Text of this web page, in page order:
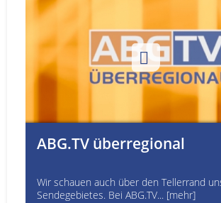
ABG.TV überregional
Wir schauen auch über den Tellerrand
Sendegebietes. Bei ABG.TV... [mehr]